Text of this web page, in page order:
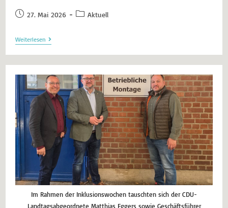
27. Mai 2026 Aktuell
Weiterlesen
Im Rahmen der Inklusionswochen tauschten sich der CDU-
Landtagsabgeordnete Matthias Eggers sowie Geschäftsführer